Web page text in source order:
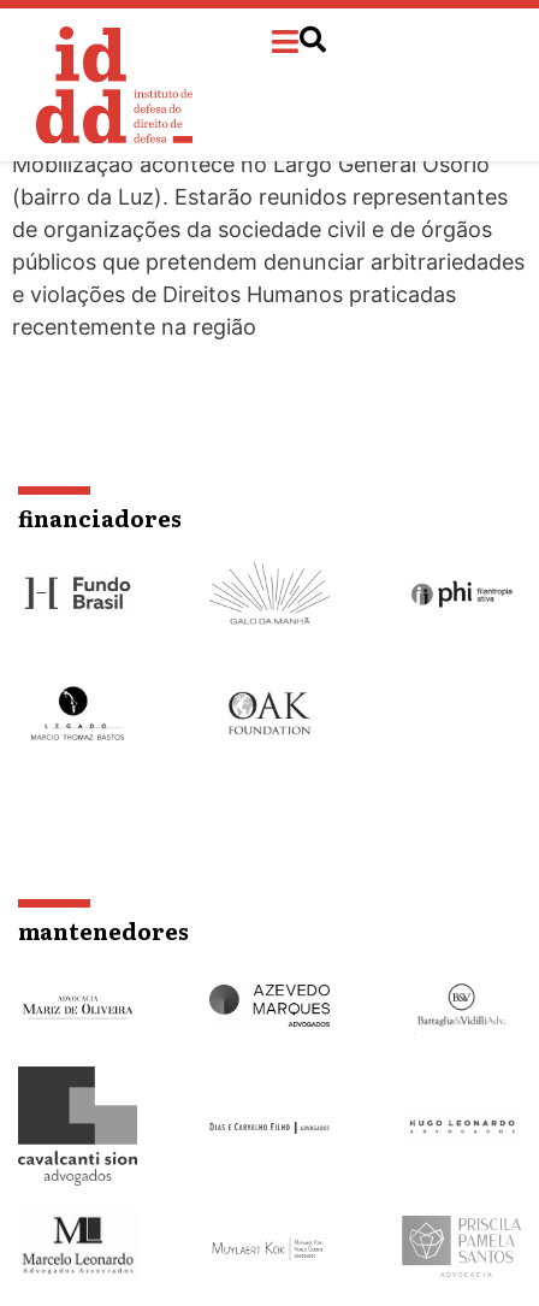
conteúdo
Ato público: “Justiça e
injustiças em foco no caso
Cracolândia”, dia 01/06, às 17h
Mobilização acontece no Largo General Osório
(bairro da Luz). Estarão reunidos representantes
de organizações da sociedade civil e de órgãos
públicos que pretendem denunciar arbitrariedades
e violações de Direitos Humanos praticadas
recentemente na região
financiadores
mantenedores